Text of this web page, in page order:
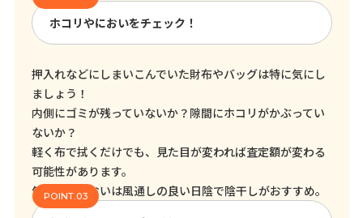
ホコリやにおいをチェック！
押入れなどにしまいこんでいた財布やバッグは特に気にし
ましょう！
内側にゴミが残っていないか？隙間にホコリがかぶってい
ないか？
軽く布で拭くだけでも、見た目が変われば査定額が変わる
可能性があります。
気になるにおいは風通しの良い日陰で陰干しがおすすめ。